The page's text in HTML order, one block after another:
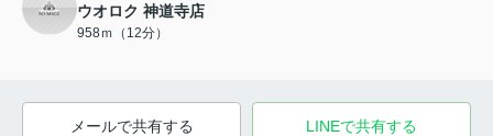
ウオロク 神道寺店
958ｍ（12分）
メールで共有する LINEで共有する